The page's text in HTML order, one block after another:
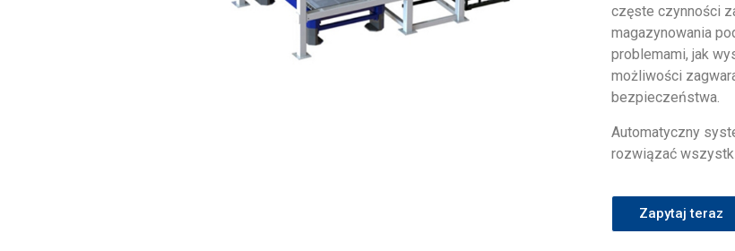
częste czynności
magazynowania
problemami, jak
możliwości
bezpieczeństwa.
Automatyczny
rozwiązać
Zapytaj teraz